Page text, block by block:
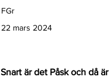
FGr
22 mars 2024
Snart är det Påsk och då